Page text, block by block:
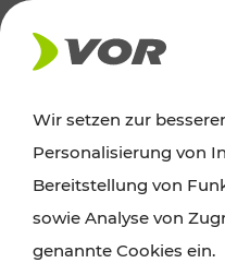
AKTUELLES
News
Alle wichtigen
Wir setzen zur
Personalisierung von
Bereitstellung von
sowie Analyse von
genannte Cookies ein.